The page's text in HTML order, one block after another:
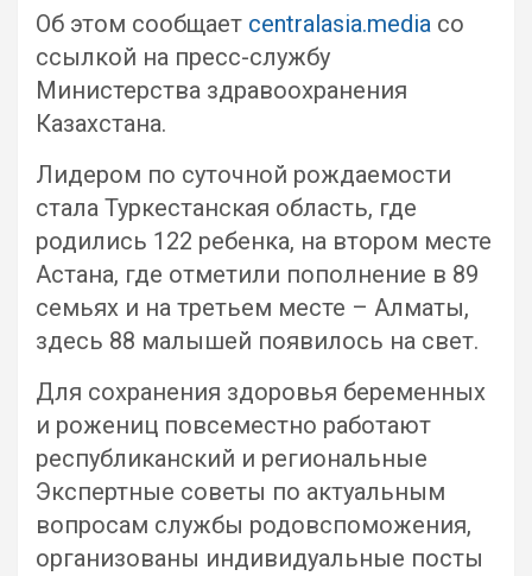
Об этом сообщает centralasia.media со
ссылкой на пресс-службу
Министерства здравоохранения
Казахстана.
Лидером по суточной рождаемости
стала Туркестанская область, где
родились 122 ребенка, на втором месте
Астана, где отметили пополнение в 89
семьях и на третьем месте – Алматы,
здесь 88 малышей появилось на свет.
Для сохранения здоровья беременных
и рожениц повсеместно работают
республиканский и региональные
Экспертные советы по актуальным
вопросам службы родовспоможения,
организованы индивидуальные посты